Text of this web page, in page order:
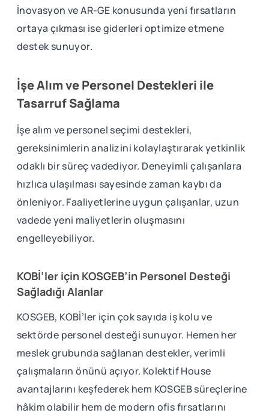
İnovasyon ve AR-GE konusunda yeni fırsatların
ortaya çıkması ise giderleri optimize etmene
destek sunuyor.
İşe Alım ve Personel Destekleri ile
Tasarruf Sağlama
İşe alım ve personel seçimi destekleri,
gereksinimlerin analizini kolaylaştırarak yetkinlik
odaklı bir süreç vadediyor. Deneyimli çalışanlara
hızlıca ulaşılması sayesinde zaman kaybı da
önleniyor. Faaliyetlerine uygun çalışanlar, uzun
vadede yeni maliyetlerin oluşmasını
engelleyebiliyor.
KOBİ’ler için KOSGEB’in Personel Desteği
Sağladığı Alanlar
KOSGEB, KOBİ’ler için çok sayıda iş kolu ve
sektörde personel desteği sunuyor. Hemen her
meslek grubunda sağlanan destekler, verimli
çalışmaların önünü açıyor. Kolektif House
avantajlarını keşfederek hem KOSGEB süreçlerine
hâkim olabilir hem de modern ofis fırsatlarını